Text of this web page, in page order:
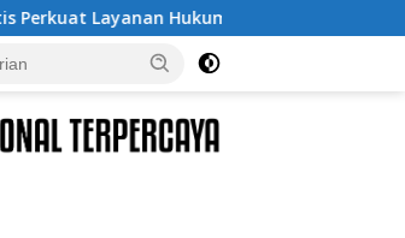
Dukcapil Ungkap Tren Nama Anak